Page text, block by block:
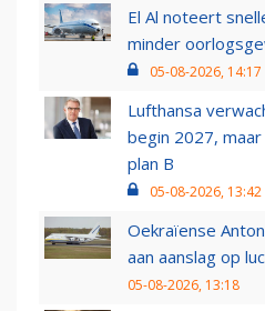
El Al noteert
minder
05-08-2026, 14:17
Lufthansa
begin 2027,
plan B
05-08-2026, 13:42
Oekraïense
aan aanslag op
05-08-2026, 13:18